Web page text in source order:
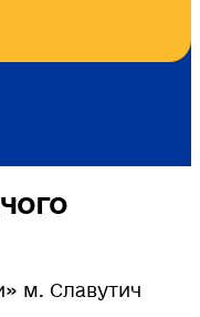
м. Славутич